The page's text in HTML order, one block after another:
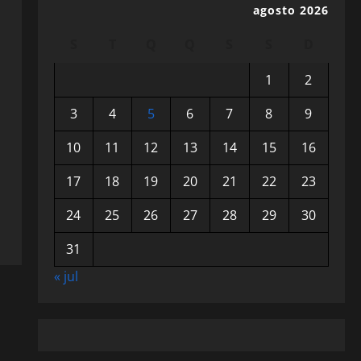
agosto 2026
1
2
3
4 5 6 7 8
9
10
11 12 13 14 15
16
17
18 19 20 21 22
23
24
25 26 27 28 29
30
31
« jul